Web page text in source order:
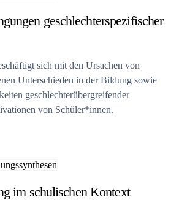
geschlechterspezifischer
sich mit den Ursachen von
Unterschieden in der Bildung sowie
geschlechterübergreifender
von Schüler*innen.
im schulischen Kontext